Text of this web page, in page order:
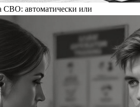
СВО: автоматически или